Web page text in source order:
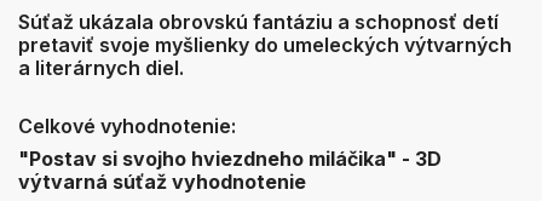
Súťaž ukázala obrovskú fantáziu a schopnosť detí
pretaviť svoje myšlienky do umeleckých výtvarných
a literárnych diel.
Celkové vyhodnotenie:
"Postav si svojho hviezdneho miláčika" - 3D
výtvarná súťaž vyhodnotenie